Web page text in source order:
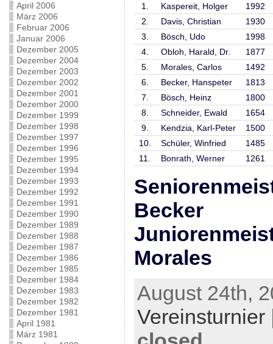
April 2006
März 2006
Februar 2006
Januar 2006
Dezember 2005
Dezember 2004
Dezember 2003
Dezember 2002
Dezember 2001
Dezember 2000
Dezember 1999
Dezember 1998
Dezember 1997
Dezember 1996
Dezember 1995
Dezember 1994
Dezember 1993
Dezember 1992
Dezember 1991
Dezember 1990
Dezember 1989
Dezember 1988
Dezember 1987
Dezember 1986
Dezember 1985
Dezember 1984
Dezember 1983
Dezember 1982
Dezember 1981
April 1981
März 1981
1. Kaspereit, Holger
1992
2.
Davis, Christian
1930
3.
Bösch, Udo
1998
4.
Obloh, Harald, Dr.
1877
5.
Morales, Carlos
1492
6.
Becker, Hanspeter
1813
7.
Bösch, Heinz
1800
8.
Schneider, Ewald
1654
9.
Kendzia, Karl-Peter
1500
10.
Schüler, Winfried
1485
11.
Bonrath, Werner 1261
Becker
Morales
August 24th,
Vereinsturnier